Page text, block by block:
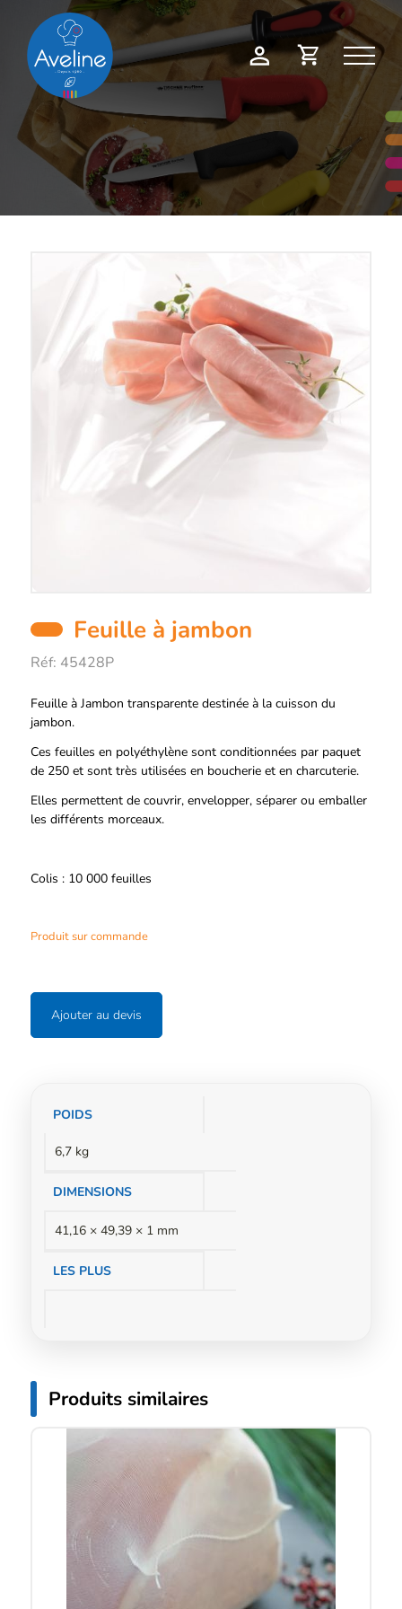
Mon
compte
Demande
devis
Feuille à jambon
Réf: 45428P
Description
Feuille à Jambon transparente destinée à la cuisson du
jambon.
Ces feuilles en polyéthylène sont conditionnées par paquet
de 250 et sont très utilisées en boucherie et en charcuterie.
Elles permettent de couvrir, envelopper, séparer ou emballer
les différents morceaux.
Colis : 10 000 feuilles
Produit sur commande
Ajouter au devis
Informations
POIDS
6,7 kg
DIMENSIONS
41,16 × 49,39 × 1 mm
LES PLUS
Produits similaires
Panneau de gestion des cookies